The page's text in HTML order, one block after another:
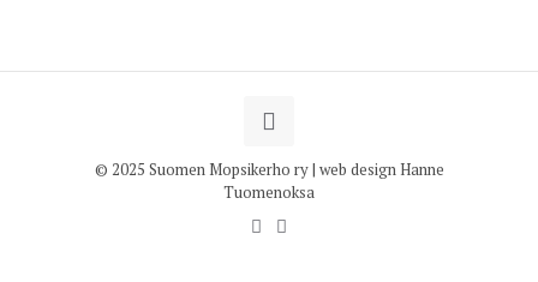
© 2025 Suomen Mopsikerho ry | web design Hanne
Tuomenoksa